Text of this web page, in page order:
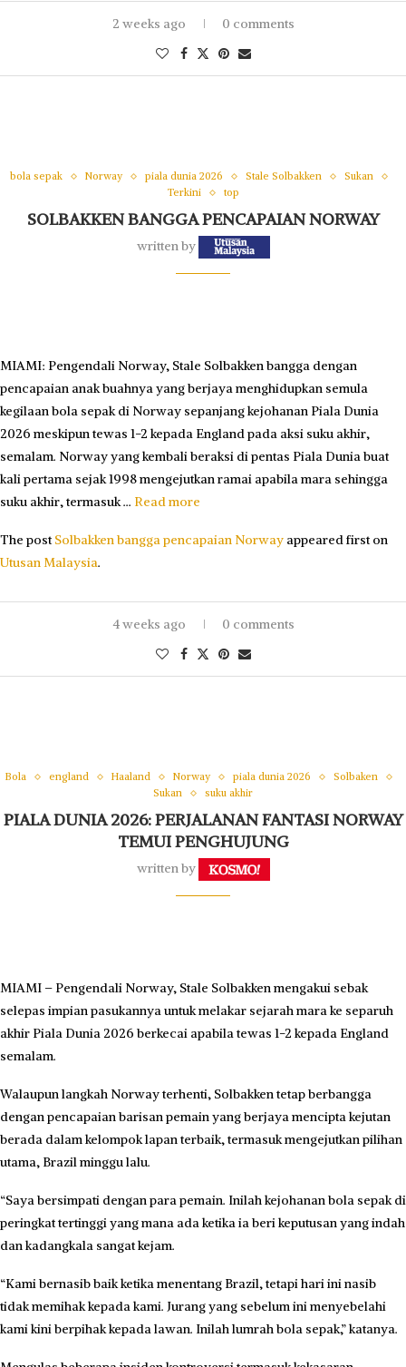
2 weeks ago 0 comments
bola sepak Norway piala dunia 2026 Stale Solbakken
Sukan
Terkini
top
SOLBAKKEN BANGGA PENCAPAIAN NORWAY
written by
MIAMI: Pengendali Norway, Stale Solbakken bangga dengan
pencapaian anak buahnya yang berjaya menghidupkan semula
kegilaan bola sepak di Norway sepanjang kejohanan Piala Dunia
2026 meskipun tewas 1-2 kepada England pada aksi suku akhir,
semalam. Norway yang kembali beraksi di pentas Piala Dunia buat
kali pertama sejak 1998 mengejutkan ramai apabila mara sehingga
suku akhir, termasuk … Read more
The postSolbakken bangga pencapaian Norway appeared first on
Utusan Malaysia.
4 weeks ago 0 comments
Bola england Haaland Norway piala dunia 2026
Solbaken
Sukan
suku akhir
PIALA DUNIA 2026: PERJALANAN FANTASI NORWAY
TEMUI PENGHUJUNG
written by
MIAMI – Pengendali Norway, Stale Solbakken mengakui sebak
selepas impian pasukannya untuk melakar sejarah mara ke separuh
akhir Piala Dunia 2026 berkecai apabila tewas 1-2 kepada England
semalam.
Walaupun langkah Norway terhenti, Solbakken tetap berbangga
dengan pencapaian barisan pemain yang berjaya mencipta kejutan
berada dalam kelompok lapan terbaik, termasuk mengejutkan pilihan
utama, Brazil minggu lalu.
“Saya bersimpati dengan para pemain. Inilah kejohanan bola sepak di
peringkat tertinggi yang mana ada ketika ia beri keputusan yang indah
dan kadangkala sangat kejam.
“Kami bernasib baik ketika menentang Brazil, tetapi hari ini nasib
tidak memihak kepada kami. Jurang yang sebelum ini menyebelahi
kami kini berpihak kepada lawan. Inilah lumrah bola sepak,” katanya.